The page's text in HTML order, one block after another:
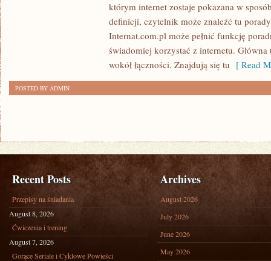
PRZECHOWYWANIE
którym internet zostaje pokazana w
definicji, czytelnik może znaleźć tu
Internat.com.pl może pełnić funkcję
świadomiej korzystać z internetu.
wokół łączności. Znajdują się tu [ Read
POSTED BY ADMIN
Recent Posts
Przepisy na śniadania
August 8, 2026
Ćwiczenia i trening
August 7, 2026
Gorące Seriale i Cyklowe Powieści
Archives
August 2026
July 2026
June 2026
May 2026